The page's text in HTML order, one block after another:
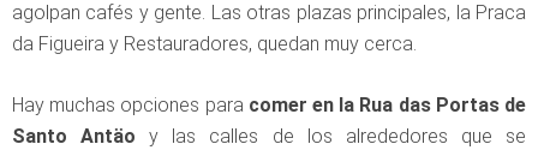
agolpan cafés y gente. Las otras plazas principales, la Praca
da Figueira y Restauradores, quedan muy cerca.
Hay muchas opciones para comer en la Rua das Portas de
Santo Antäo y las calles de los alrededores que se